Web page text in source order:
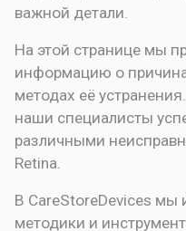
важной детали.
На этой странице мы
информацию о
методах её
наши специалисты
различными
Retina.
В CareStoreDevices мы
методики и